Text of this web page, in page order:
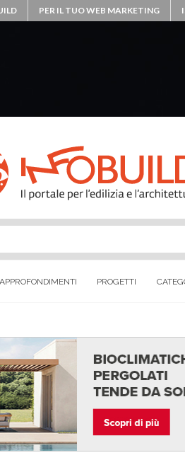
PER IL TUO WEB MARKETING
APPROFONDIMENTI PROGETTI